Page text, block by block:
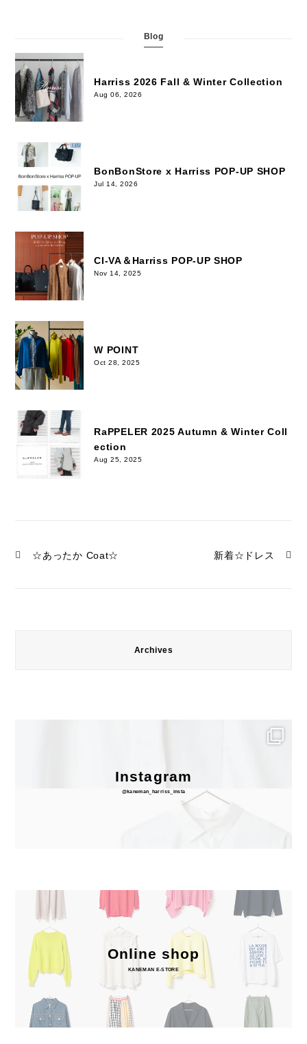
Blog
Harriss 2026 Fall & Winter Collection
Aug 06, 2026
BonBonStore x Harriss POP-UP SHOP
Jul 14, 2026
CI-VA＆Harriss POP-UP SHOP
Nov 14, 2025
W POINT
Oct 28, 2025
RaPPELER 2025 Autumn & Winter Coll
ection
Aug 25, 2025
☆あったか Coat☆ 新着☆ドレス
Archives
Instagram
@kaneman_harriss_insta
Online shop
KANEMAN E-STORE